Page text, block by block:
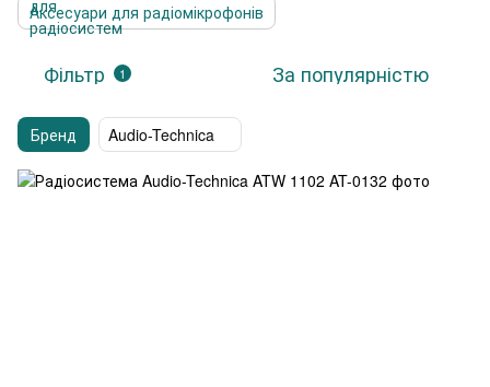
Аксесуари для радіомікрофонів
Фільтр 1 За популярністю
Бренд Audio-Technica